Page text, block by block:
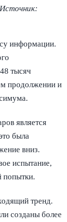
информации.
тысяч
продолжении и
является
была
вниз.
испытание,
попытки.
тренд.
созданы более